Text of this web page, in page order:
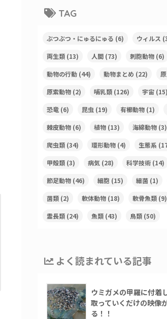
TAG
ぶつぶつ・にゅるにゅる (6) ウィルス
両生類 (13) 人間 (73) 刺胞動物 (6)
動物の行動 (44) 動物まとめ (22)
原索動物 (2) 哺乳類 (126) 宇宙 (15)
恐竜 (6) 昆虫 (19) 有櫛動物 (1)
棘皮動物 (6) 植物 (13) 海綿動物 (3)
爬虫類 (34) 環形動物 (4) 生態系
甲殻類 (3) 病気 (28) 科学技術 (14)
節足動物 (46) 細胞 (15) 細菌 (1)
菌類 (2) 軟体動物 (18) 軟骨魚類 (9)
霊長類 (24) 魚類 (43) 鳥類 (50)
よく読まれている記事
ウミガメの甲羅に付着
取っていくだけの映像
る！！